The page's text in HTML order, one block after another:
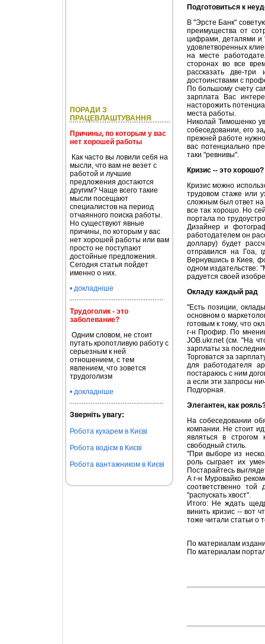
ПОРАДИ З
ПРАЦЕВЛАШТУВАННЯ
Причины, по которым у вас
нет хорошей работы
Как часто вы ловили себя на
мысли, что вам не везет с
работой и лучшие
предложения достаются
другим? Чаще всего такие
мысли посещают
специалистов на период
отчаянного поиска работы.
Но существуют явные
причины, по которым у вас
нет хорошей работы или вам
просто не поступают
достойные предложения.
Сегодня статья пойдет
именно о них.
• докладніше
Трудоголик - это
заболевание?
Одним словом, не стоит
путать кропотливую работу с
серьезным к ней
отношением, с тем
явлением, что зовется
трудоголизм
• докладніше
Зверніть увагу:
Робота кухарем в Києві
Робота водієм в Києві
Робота вантажником в Києві
Подготовиться к
В "Эрсте Банк"
преимущества от
цифрами, деталями и
удовлетворенных
на месте
сторонах во все
рассказать две-
достоинствами с
По большому счету
зарплата Вас
насторожить
места работы.
Николай Тимошенко
собеседовании, его
прежней работе
вас потенциально
таки "ревнивы".
Кризис -- это хорошо?
Кризис можно
трудовом стаже или
сложным был ответ
все так хорошо. Но
портала по
Дизайнер и
работодателем он
доллару) будет
отправился на Гоа,
Вернувшись в Киев,
одном издательстве:
радуется своей
Окладу каждый рад
"Есть позиции,
основном о
готовым к тому, что
г-н Профир. По
JOB.ukr.net (см. "На
зарплаты за
Торговатся за
для работодателя
постараюсь с ним
а если эти запросы
Подгорная.
Элегантен, как
На собеседовании
компании. Не стоит
являться в строгом
свободный стиль.
"При выборе из
роль сыграет их
Постарайтесь
А г-н Муровайко
соответственно
"распускать хвост".
Итого: Не ждать
винить кризис -- вот
тоже читали статьи о
По материалам
По материалам